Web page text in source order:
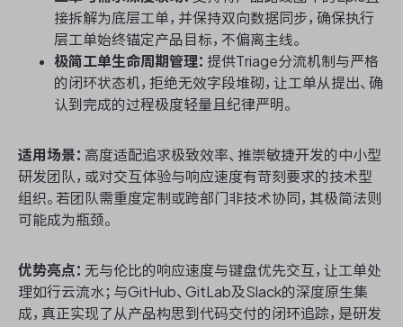
接拆解为底层工单，并保持双向数据同步，确保执行
层工单始终锚定产品目标，不偏离主线。
极简工单生命周期管理： 提供Triage分流机制与严格
的闭环状态机，拒绝无效字段堆砌，让工单从提出、确
认到完成的过程极度轻量且纪律严明。
适用场景： 高度适配追求极致效率、推崇敏捷开发的中小型
研发团队，或对交互体验与响应速度有苛刻要求的技术型
组织。若团队需重度定制或跨部门非技术协同，其极简法则
可能成为瓶颈。
优势亮点： 无与伦比的响应速度与键盘优先交互，让工单处
理如行云流水；与GitHub、GitLab及Slack的深度原生集
成，真正实现了从产品构思到代码交付的闭环追踪，是研发